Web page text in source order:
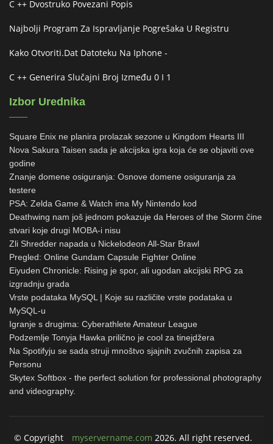
C ++ Dvostruko Povezani Popis
Najbolji Program Za Ispravljanje Pogrešaka U Registru
Kako Otvoriti.dat Datoteku Na Iphone -
C ++ Generira Slučajni Broj Između 0 I 1
Izbor Urednika
Square Enix ne planira prolazak sezone u Kingdom Hearts III
Nova Sakura Taisen sada je akcijska igra koja će se objaviti ove
godine
Znanje domene osiguranja: Osnove domene osiguranja za
testere
PSA: Zelda Game & Watch ima My Nintendo kod
Deathwing nam još jednom pokazuje da Heroes of the Storm čine
stvari koje drugi MOBA-i nisu
Zli Shredder napada u Nickelodeon All-Star Brawl
Pregled: Online Gundam Capsule Fighter Online
Eiyuden Chronicle: Rising je spor, ali ugodan akcijski RPG za
izgradnju grada
Vrste podataka MySQL | Koje su različite vrste podataka u
MySQL-u
Igranje s drugima: Cyberathlete Amateur League
Podzemlje Tonyja Hawka prilično je cool za tinejdžera
Na Spotifyju se sada struji mnoštvo sjajnih zvučnih zapisa za
Personu
Skytex Softbox - the perfect solution for professional photography
and videography.
© Copyright myservername.com 2026. All right reserved.